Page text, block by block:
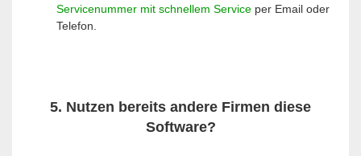
Servicenummer mit schnellem Service per Email oder
Telefon.
5. Nutzen bereits andere Firmen diese
Software?